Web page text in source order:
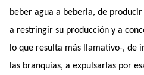
beber agua a beberla, de
a restringir su producción y a
lo que resulta más llamativo-, de
las branquias, a expulsarlas por